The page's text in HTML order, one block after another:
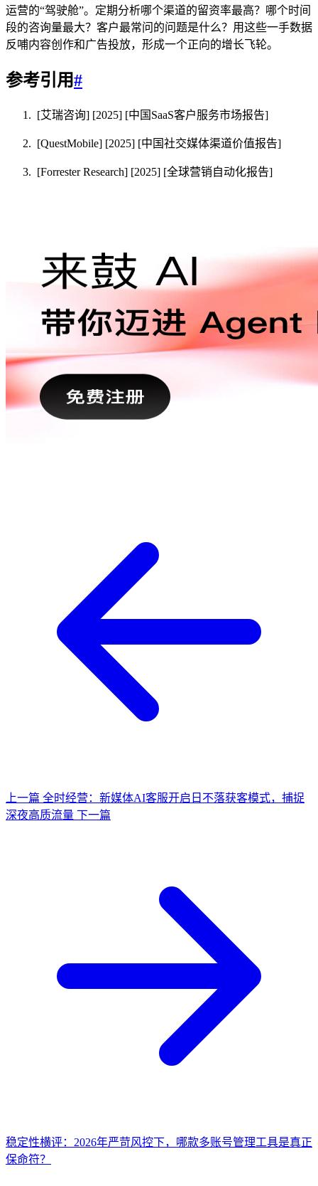
运营的“驾驶舱”。定期分析哪个渠道的留资率最高？哪个时间
段的咨询量最大？客户最常问的问题是什么？用这些一手数据
反哺内容创作和广告投放，形成一个正向的增长飞轮。
参考引用#
[艾瑞咨询] [2025] [中国SaaS客户服务市场报告]
[QuestMobile] [2025] [中国社交媒体渠道价值报告]
[Forrester Research] [2025] [全球营销自动化报告]
上一篇 全时经营：新媒体AI客服开启日不落获客模式，捕捉
深夜高质流量 下一篇
稳定性横评：2026年严苛风控下，哪款多账号管理工具是真正
保命符？